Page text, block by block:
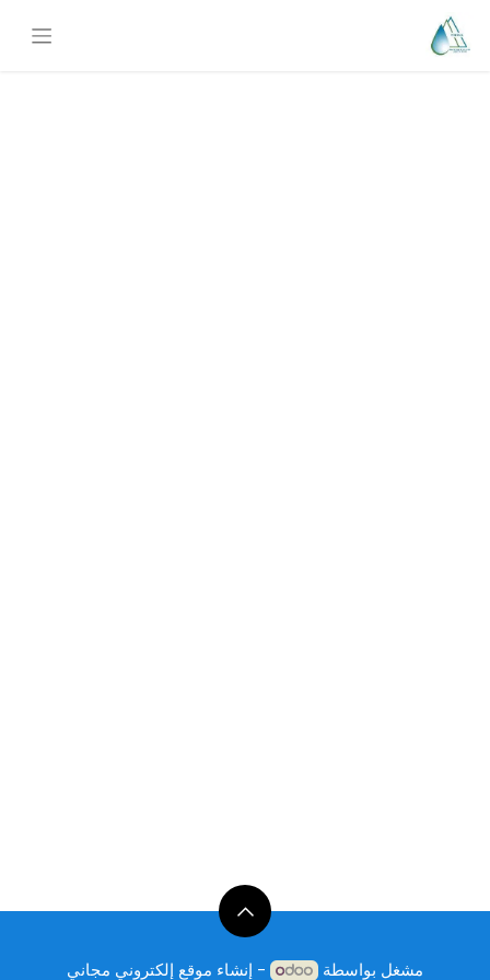
مشغل بواسطة - إنشاء موقع إلكتروني مجاني